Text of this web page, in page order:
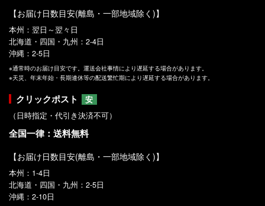
【お届け日数目安(離島・一部地域除く)】
本州：翌日～翌々日
北海道・四国・九州：2-4日
沖縄：2-5日
※通常時のお届け目安です。運送会社事情により遅延する場合があります。
※天災、年末年始・長期連休等の配送繁忙期により遅延する場合があります。
クリックポスト
安
（日時指定・代引き決済不可）
全国一律：送料無料
【お届け日数目安(離島・一部地域除く)】
本州：1-4日
北海道・四国・九州：2-5日
沖縄：2-10日